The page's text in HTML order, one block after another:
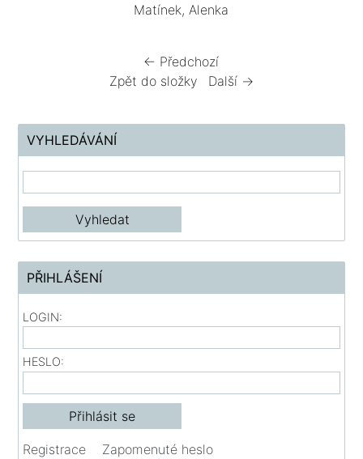
Matínek, Alenka
← Předchozí
Zpět do složky
Další →
VYHLEDÁVÁNÍ
PŘIHLÁŠENÍ
LOGIN:
HESLO:
Registrace Zapomenuté heslo